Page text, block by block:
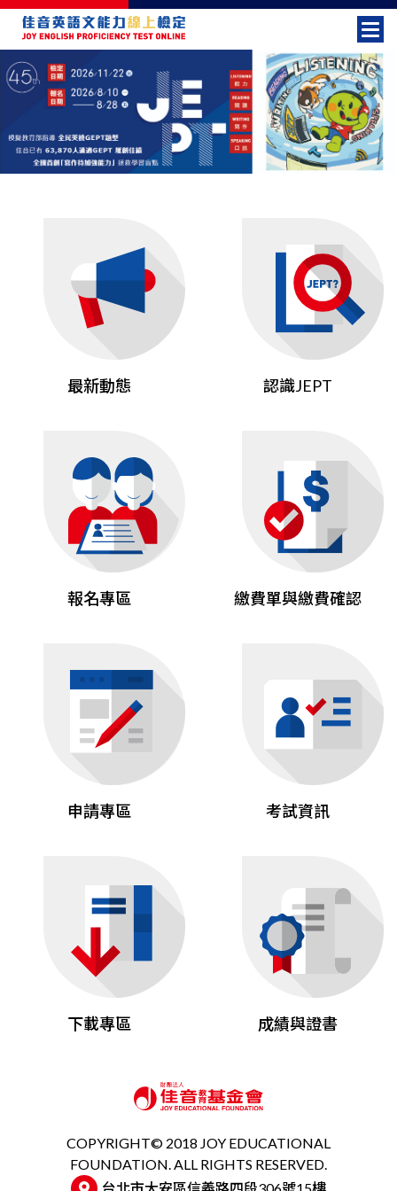
選
單
切
換
最新動態 認識JEPT
報名專區 繳費單與繳費確認
申請專區 考試資訊
下載專區 成績與證書
COPYRIGHT© 2018 JOY EDUCATIONAL
FOUNDATION. ALL RIGHTS RESERVED.